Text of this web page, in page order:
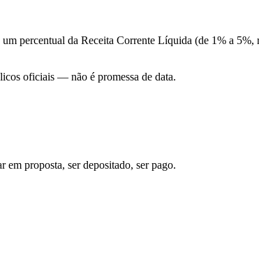
percentual da Receita Corrente Líquida (de 1% a
oficiais — não é promessa de data.
em proposta, ser depositado, ser pago.